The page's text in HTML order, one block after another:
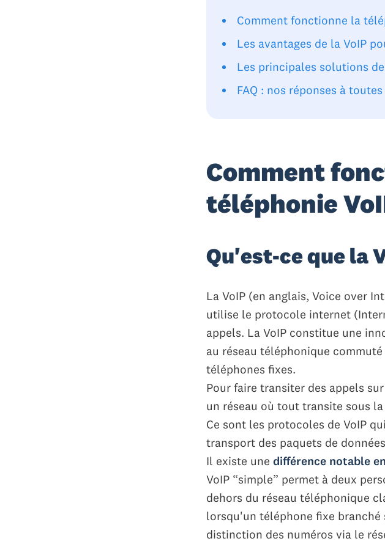
Comment fonctionne la
Les avantages de la VoIP
Les principales solutions
FAQ : nos réponses à
Comment
téléphonie
Qu'est-ce que la
La VoIP (en anglais, Voice over
utilise le protocole internet
appels. La VoIP constitue une
au réseau téléphonique
téléphones fixes.
Pour faire transiter des appels
un réseau où tout transite sous
Ce sont les protocoles de VoIP
transport des paquets de
Il existe une différence notable
VoIP “simple” permet à deux
dehors du réseau téléphonique
lorsqu'un téléphone fixe
distinction des numéros via le